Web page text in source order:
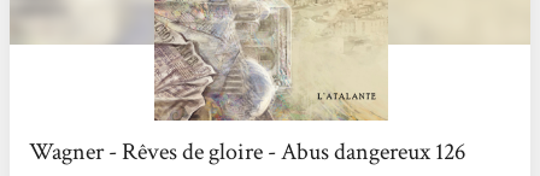
Wagner - Rêves de gloire - Abus dangereux 126